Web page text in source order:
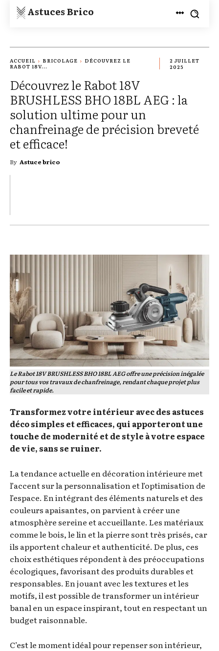
Astuces Brico
ACCUEIL BRICOLAGE
DÉCOUVREZ LE
RABOT 18V...
2 JUILLET
2025
Découvrez le Rabot 18V
BRUSHLESS BHO 18BL AEG : la
solution ultime pour un
chanfreinage de précision breveté
et efficace!
By Astuce brico
Le Rabot 18V BRUSHLESS BHO 18BL AEG offre une précision inégalée
pour tous vos travaux de chanfreinage, rendant chaque projet plus
facile et rapide.
Transformez votre intérieur avec des astuces
déco simples et efficaces, qui apporteront une
touche de modernité et de style à votre espace
de vie, sans se ruiner.
La tendance actuelle en décoration intérieure met
l’accent sur la personnalisation et l’optimisation de
l’espace. En intégrant des éléments naturels et des
couleurs apaisantes, on parvient à créer une
atmosphère sereine et accueillante. Les matériaux
comme le bois, le lin et la pierre sont très prisés, car
ils apportent chaleur et authenticité. De plus, ces
choix esthétiques répondent à des préoccupations
écologiques, favorisant des produits durables et
responsables. En jouant avec les textures et les
motifs, il est possible de transformer un intérieur
banal en un espace inspirant, tout en respectant un
budget raisonnable.
C’est le moment idéal pour repenser son intérieur,